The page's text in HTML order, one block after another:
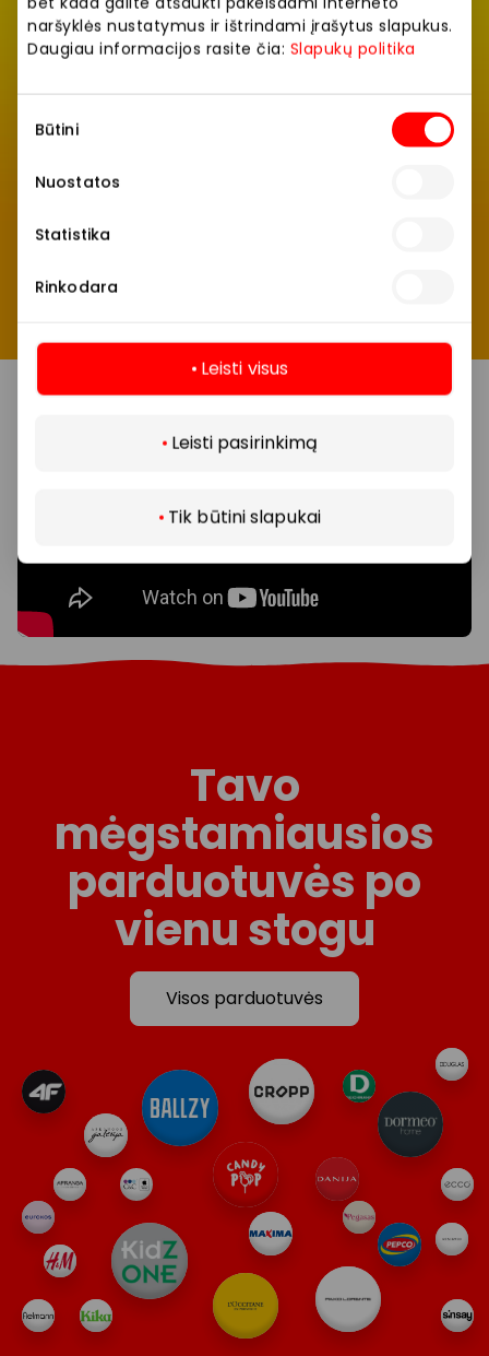
naršyklės nustatymus ir ištrindami įrašytus slapukus.
Daugiau informacijos rasite čia: Slapukų politika
pasirinkimas
Būtini
Nuostatos
Statistika
Rinkodara
Leisti visus
Leisti pasirinkimą
Tik būtini slapukai
Jų AKROPOLIO alėjose lauks tikrai daug – tik tris
dienas ir tik didžiųjų nuolaidų dienų JAMAM metu.
Tavo
mėgstamiausios
parduotuvės po
vienu stogu
Visos parduotuvės
Daugiau